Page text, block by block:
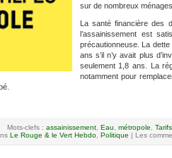
sur de nombreux ménages.
La santé financière des
l’assainissement est
précautionneuse. La
ans s’il n’y avait plus
seulement 1,8 ans. La
notamment pour
Mots-clefs : assainissement, Eau, métropole,
Le Rouge & le Vert Hebdo, Politique | Les